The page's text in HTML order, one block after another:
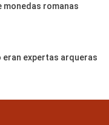
monedas romanas
eran expertas arqueras